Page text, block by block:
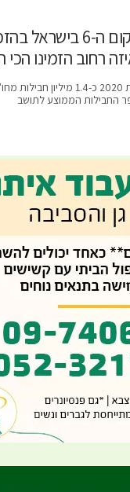
דואר: רמת גן במקום ה-
רחוב הזמינו הכי
תושבי רמת גן הזמינו בשנת 2020 כ-
החבילות הממוצע לתושב